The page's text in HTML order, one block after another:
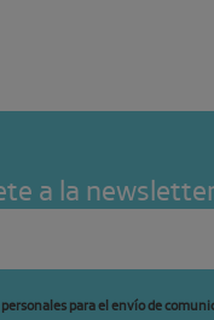
a la
para el envío de